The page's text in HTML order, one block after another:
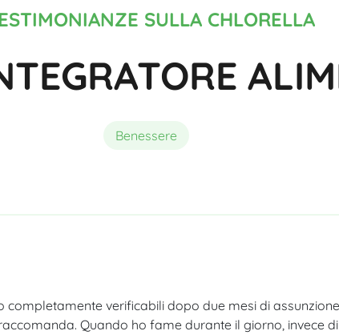
SULLA CHLORELLA
Benessere
verificabili dopo due mesi di
Quando ho fame durante il giorno, invece